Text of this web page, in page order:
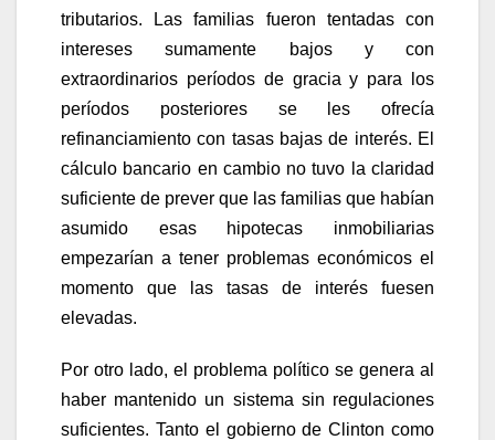
tributarios. Las familias fueron tentadas con
intereses sumamente bajos y con
extraordinarios períodos de gracia y para los
períodos posteriores se les ofrecía
refinanciamiento con tasas bajas de interés. El
cálculo bancario en cambio no tuvo la claridad
suficiente de prever que las familias que habían
asumido esas hipotecas inmobiliarias
empezarían a tener problemas económicos el
momento que las tasas de interés fuesen
elevadas.
Por otro lado, el problema político se genera al
haber mantenido un sistema sin regulaciones
suficientes. Tanto el gobierno de Clinton como